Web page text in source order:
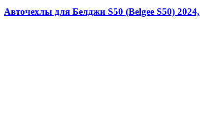
Авточехлы для Белджи S50 (Belgee S50)